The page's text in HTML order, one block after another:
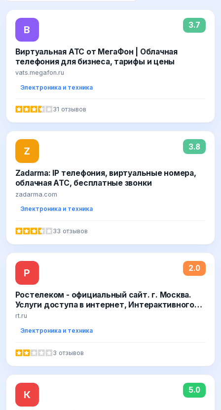
В 3.7
Виртуальная АТС от МегаФон | Облачная
телефония для бизнеса, тарифы и цены
vats.megafon.ru
Электроника и техника
31 отзывов
Z 3.8
Zadarma: IP телефония, виртуальные номера,
облачная АТС, бесплатные звонки
zadarma.com
Электроника и техника
33 отзывов
Р 2.0
Ростелеком - официальный сайт. г. Москва.
Услуги доступа в интернет, Интерактивного
ТВ и телефонной связи
rt.ru
Электроника и техника
3 отзывов
К 5.0